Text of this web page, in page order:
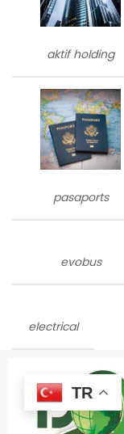
aktif holding
pasaports
evobus
electrical